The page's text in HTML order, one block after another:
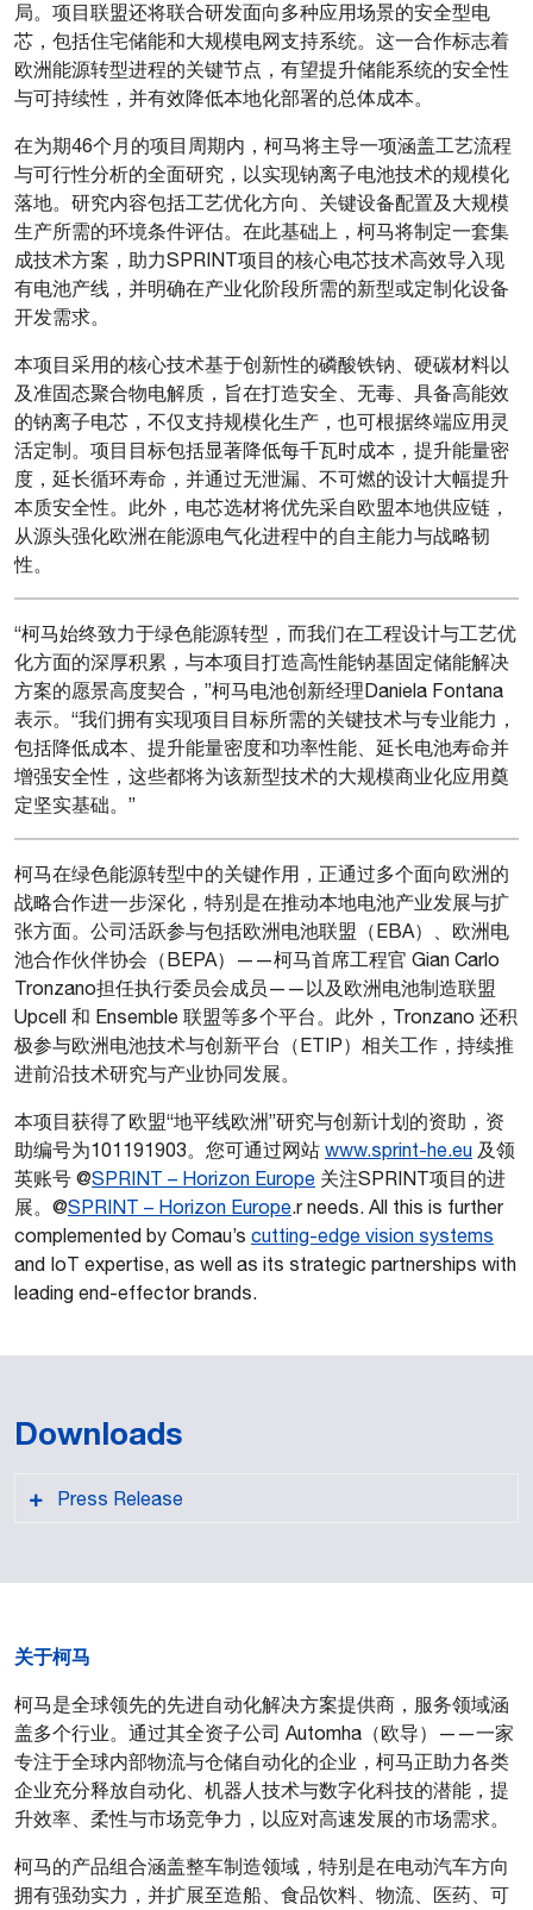
局。项目联盟还将联合研发面向多种应用场景的安全型电
芯，包括住宅储能和大规模电网支持系统。这一合作标志着
欧洲能源转型进程的关键节点，有望提升储能系统的安全性
与可持续性，并有效降低本地化部署的总体成本。
在为期46个月的项目周期内，柯马将主导一项涵盖工艺流程
与可行性分析的全面研究，以实现钠离子电池技术的规模化
落地。研究内容包括工艺优化方向、关键设备配置及大规模
生产所需的环境条件评估。在此基础上，柯马将制定一套集
成技术方案，助力SPRINT项目的核心电芯技术高效导入现
有电池产线，并明确在产业化阶段所需的新型或定制化设备
开发需求。
本项目采用的核心技术基于创新性的磷酸铁钠、硬碳材料以
及准固态聚合物电解质，旨在打造安全、无毒、具备高能效
的钠离子电芯，不仅支持规模化生产，也可根据终端应用灵
活定制。项目目标包括显著降低每千瓦时成本，提升能量密
度，延长循环寿命，并通过无泄漏、不可燃的设计大幅提升
本质安全性。此外，电芯选材将优先采自欧盟本地供应链，
从源头强化欧洲在能源电气化进程中的自主能力与战略韧
性。
“柯马始终致力于绿色能源转型，而我们在工程设计与工艺优
化方面的深厚积累，与本项目打造高性能钠基固定储能解决
方案的愿景高度契合，”柯马电池创新经理Daniela Fontana
表示。“我们拥有实现项目目标所需的关键技术与专业能力，
包括降低成本、提升能量密度和功率性能、延长电池寿命并
增强安全性，这些都将为该新型技术的大规模商业化应用奠
定坚实基础。”
柯马在绿色能源转型中的关键作用，正通过多个面向欧洲的
战略合作进一步深化，特别是在推动本地电池产业发展与扩
张方面。公司活跃参与包括欧洲电池联盟（EBA）、欧洲电
池合作伙伴协会（BEPA）——柯马首席工程官 Gian Carlo
Tronzano担任执行委员会成员——以及欧洲电池制造联盟
Upcell 和 Ensemble 联盟等多个平台。此外，Tronzano 还积
极参与欧洲电池技术与创新平台（ETIP）相关工作，持续推
进前沿技术研究与产业协同发展。
本项目获得了欧盟“地平线欧洲”研究与创新计划的资助，资
助编号为101191903。您可通过网站 www.sprint-he.eu 及领
英账号 @SPRINT – Horizon Europe 关注SPRINT项目的进
展。@SPRINT – Horizon Europe.r needs. All this is further
complemented by Comau’s cutting-edge vision systems
and IoT expertise, as well as its strategic partnerships with
leading end-effector brands.
Downloads
Press Release
关于柯马
柯马是全球领先的先进自动化解决方案提供商，服务领域涵
盖多个行业。通过其全资子公司 Automha（欧导）——一家
专注于全球内部物流与仓储自动化的企业，柯马正助力各类
企业充分释放自动化、机器人技术与数字化科技的潜能，提
升效率、柔性与市场竞争力，以应对高速发展的市场需求。
柯马的产品组合涵盖整车制造领域，特别是在电动汽车方向
拥有强劲实力，并扩展至造船、食品饮料、物流、医药、可